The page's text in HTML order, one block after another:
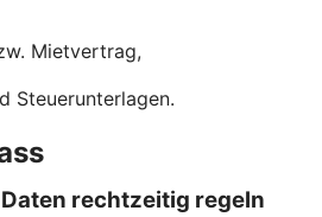
Mietvertrag,
Steuerunterlagen.
rechtzeitig regeln